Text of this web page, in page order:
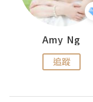
Amy Ng
追蹤